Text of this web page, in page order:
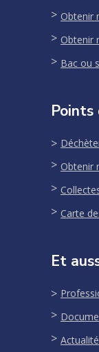
Obtenir
Obtenir
Bac ou
Obtenir
Carte
Et